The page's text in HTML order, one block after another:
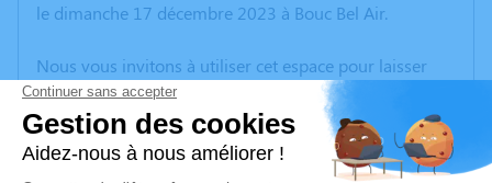
le dimanche 17 décembre 2023 à Bouc Bel Air.
Nous vous invitons à utiliser cet espace pour laisser
vos condoléances, partager des photos souvenirs, une
anecdote ou exprimer vos pensées à travers des
poèmes ou des textes. Cet endroit est un lieu
d'expression dédié à honorer la mémoire d’Abdallah